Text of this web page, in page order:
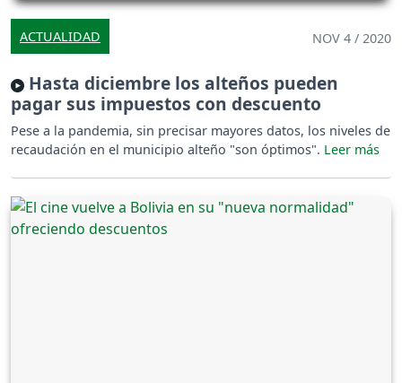
ACTUALIDAD NOV 4 / 2020
Hasta diciembre los alteños pueden
pagar sus impuestos con descuento
Pese a la pandemia, sin precisar mayores datos, los niveles de
recaudación en el municipio alteño "son óptimos".